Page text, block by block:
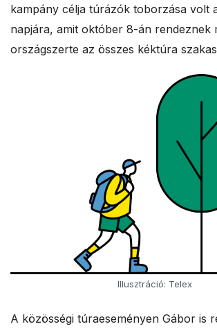
kampány célja túrázók toborzása volt
napjára, amit október 8-án rendeznek
országszerte az összes kéktúra
Illusztráció: Telex
A közösségi túraeseményen Gábor is